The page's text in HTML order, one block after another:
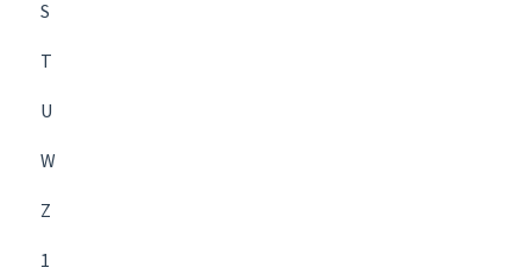
S
T
U
W
Z
1